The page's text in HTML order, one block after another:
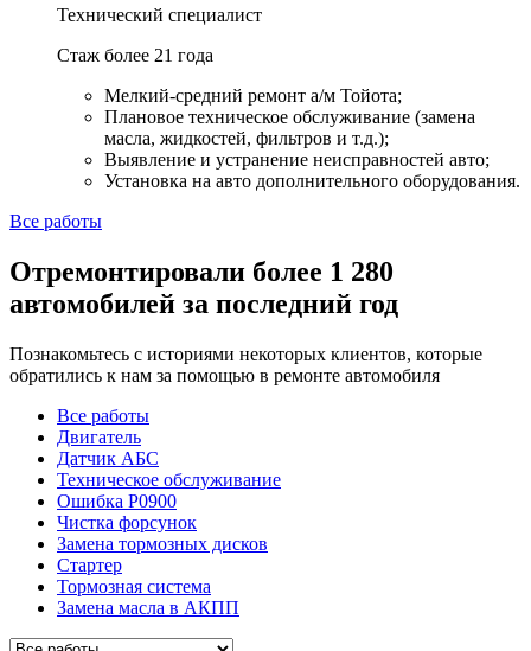
Технический специалист
Стаж более 21 года
Мелкий-средний ремонт а/м Тойота;
Плановое техническое обслуживание (замена
масла, жидкостей, фильтров и т.д.);
Выявление и устранение неисправностей авто;
Установка на авто дополнительного оборудования.
Все работы
Отремонтировали более 1 280
автомобилей за последний год
Познакомьтесь с историями некоторых клиентов, которые
обратились к нам за помощью в ремонте автомобиля
Все работы
Двигатель
Датчик АБС
Техническое обслуживание
Ошибка P0900
Чистка форсунок
Замена тормозных дисков
Стартер
Тормозная система
Замена масла в АКПП